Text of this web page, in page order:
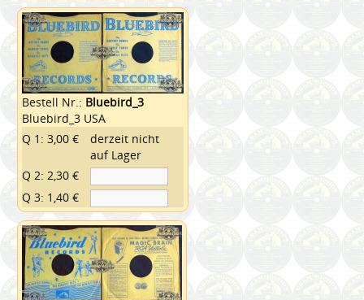
Bestell Nr.: Bluebird_3
Bluebird_3 USA
Q 1: 3,00 €
derzeit nicht
auf Lager
Q 2: 2,30 €
Q 3: 1,40 €